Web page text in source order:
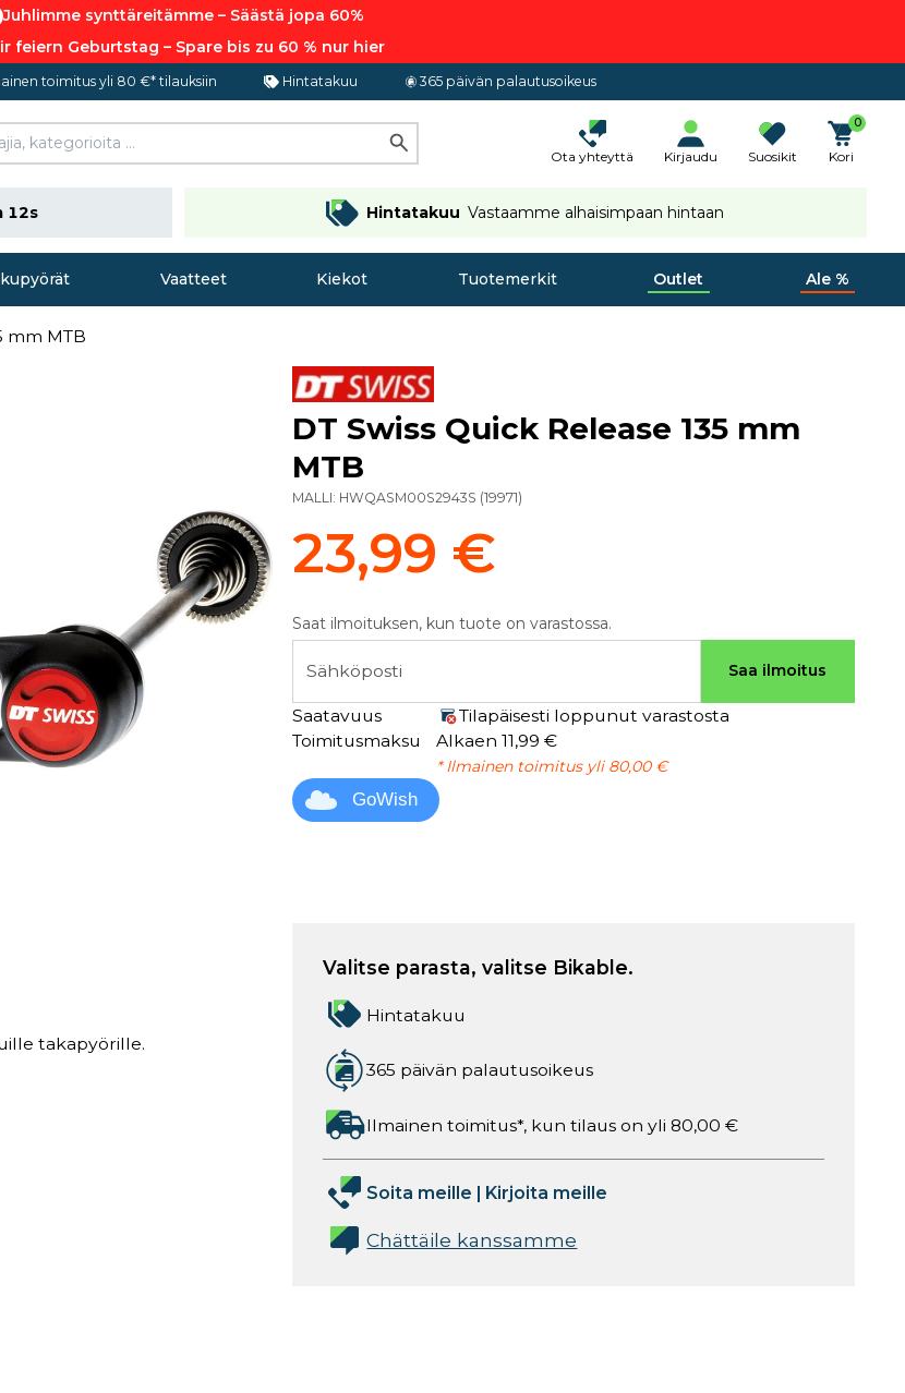
Juhlimme synttäreitämme – Säästä jopa 60%
feiern Geburtstag – Spare bis zu 60 % nur hier
toimitus yli 80 €* tilauksiin Hintatakuu 365 päivän palautusoikeus
Ota yhteyttä Kirjaudu Suosikit
0
Kori
12s Hintatakuu Vastaamme alhaisimpaan hintaan
Vaatteet Kiekot Tuotemerkit Outlet Ale %
mm MTB
takapyörille.
DT Swiss Quick Release 135 mm
MTB
MALLI: HWQASM00S2943S (19971)
23,99 €
Saat ilmoituksen, kun tuote on varastossa.
Sähköposti Saa ilmoitus
Saatavuus
Tilapäisesti loppunut varastosta
Toimitusmaksu
Alkaen 11,99 €
* Ilmainen toimitus yli 80,00 €
GoWish
Valitse parasta, valitse Bikable.
Hintatakuu
365 päivän palautusoikeus
Ilmainen toimitus*, kun tilaus on yli 80,00 €
Soita meille | Kirjoita meille
Chättäile kanssamme